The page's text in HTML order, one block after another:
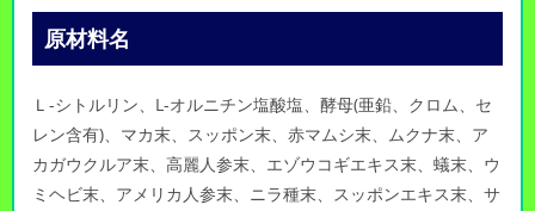
原材料名
Ｌ-シトルリン、L-オルニチン塩酸塩、酵母(亜鉛、クロム、セ
レン含有)、マカ末、スッポン末、赤マムシ末、ムクナ末、ア
カガウクルア末、高麗人参末、エゾウコギエキス末、蟻末、ウ
ミヘビ末、アメリカ人参末、ニラ種末、スッポンエキス末、サ